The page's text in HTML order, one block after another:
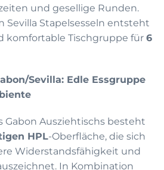
und gesellige Runden.
Sevilla Stapelsesseln entsteht
komfortable Tischgruppe für 6
Sevilla: Edle Essgruppe
Gabon Ausziehtischs besteht
HPL-Oberfläche, die sich
Widerstandsfähigkeit und
In Kombination